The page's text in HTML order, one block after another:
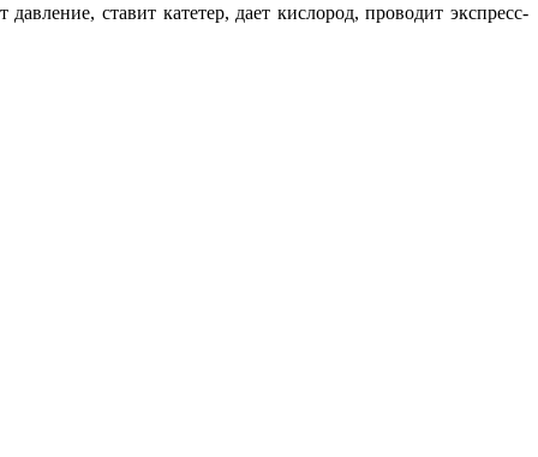
ставит катетер, дает кислород, проводит экспресс-